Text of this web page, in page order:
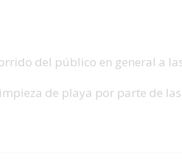
del público en general a
de playa por parte de